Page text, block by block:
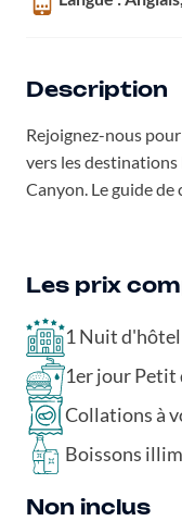
Description
Rejoignez-nous
vers les
Canyon. Le guide
Les prix
1 Nuit d'hôtel
1er jour Petit
Collations à
Boissons
Non inclus